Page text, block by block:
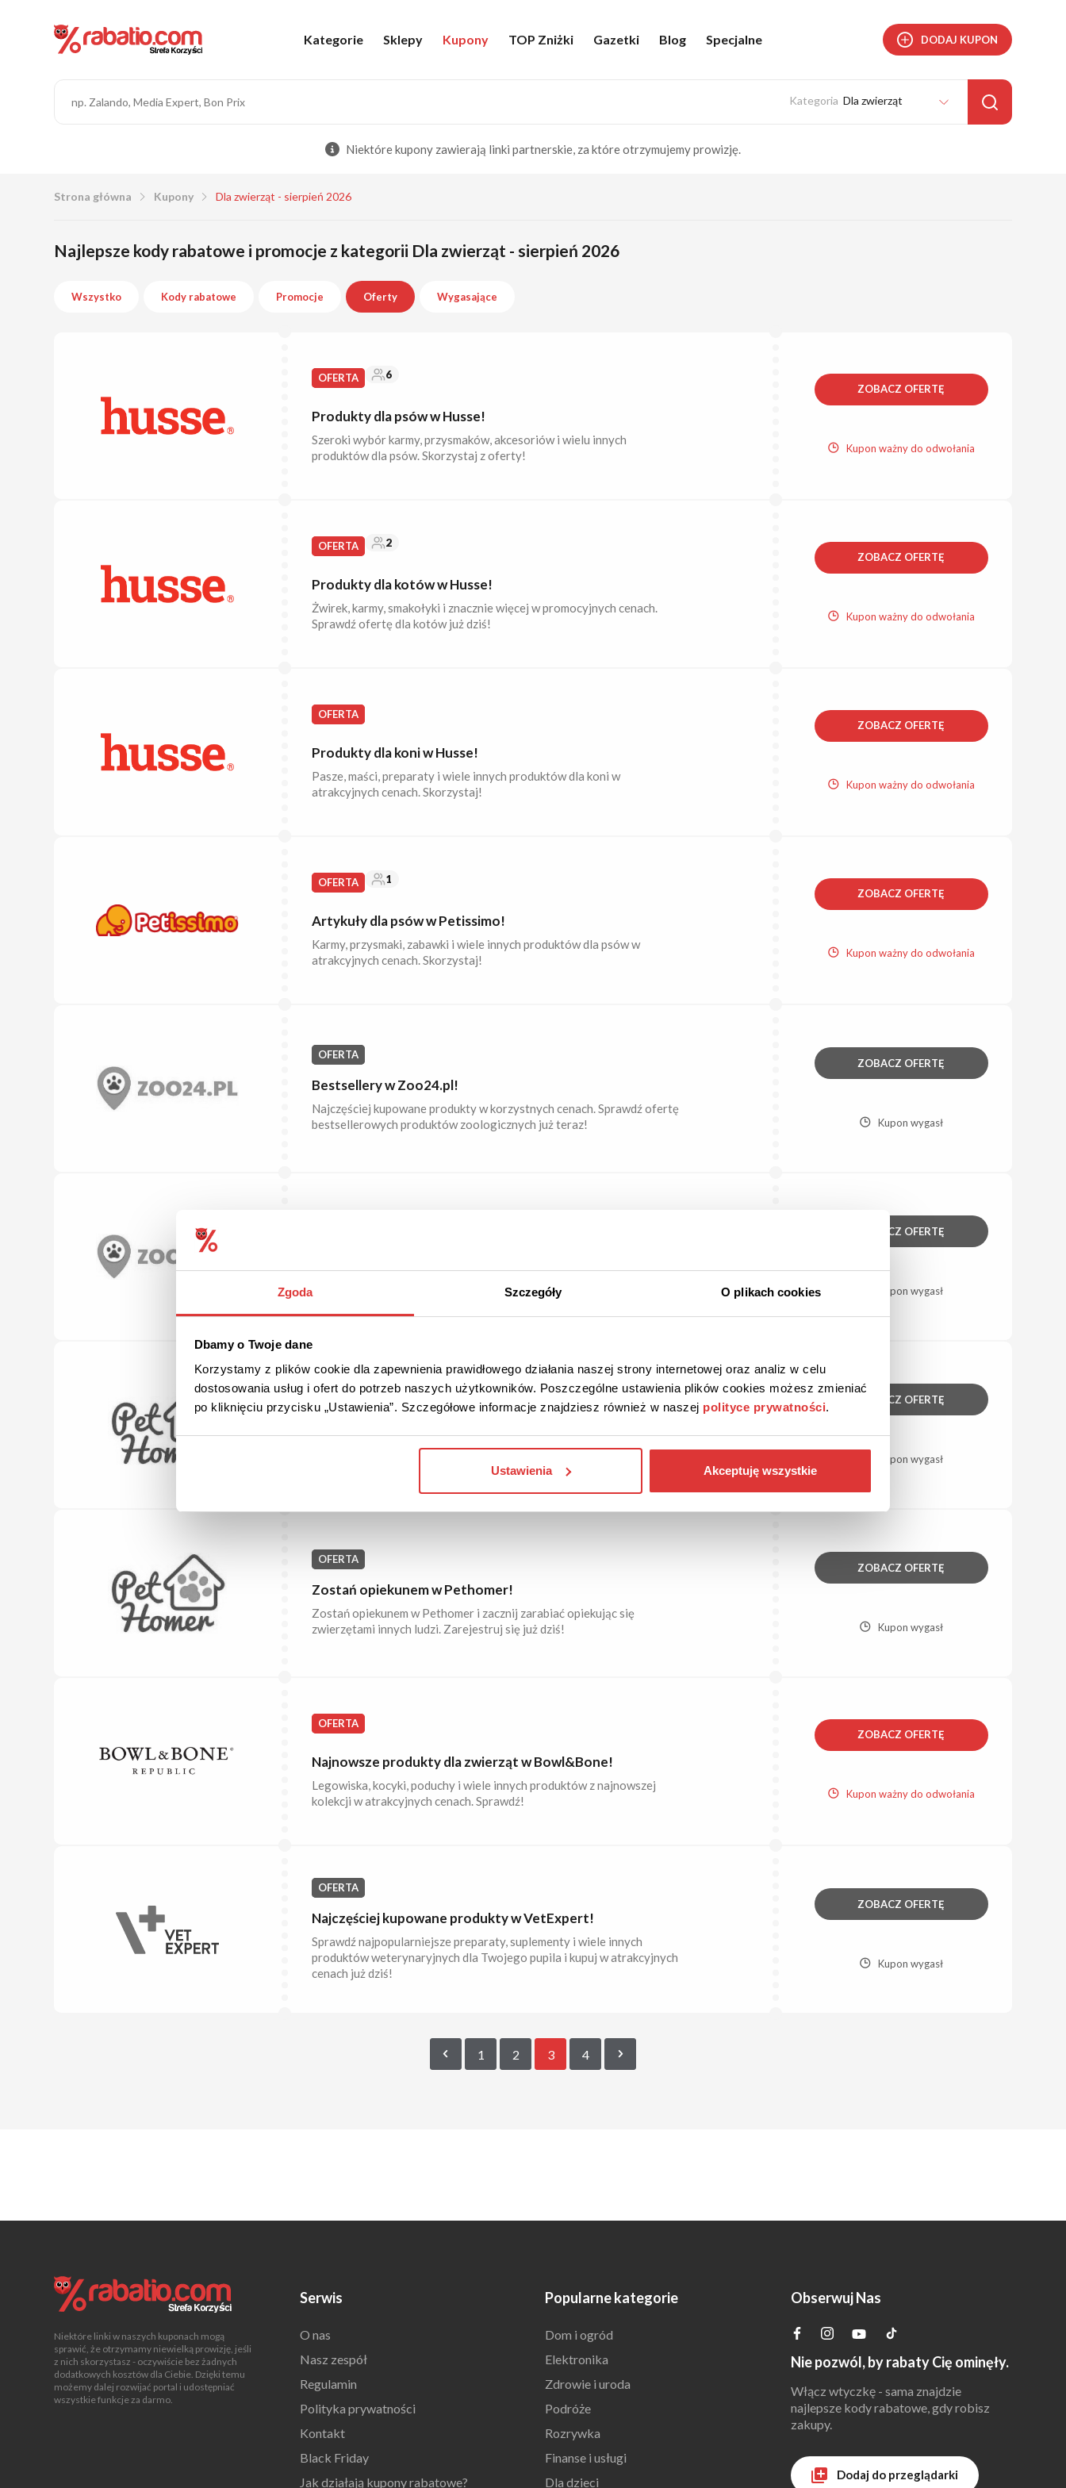
Zgoda Szczegóły O plikach cookies
Dbamy o Twoje dane
Korzystamy z plików cookie dla zapewnienia prawidłowego działania naszej strony internetowej oraz analiz w celu
dostosowania usług i ofert do potrzeb naszych użytkowników. Poszczególne ustawienia plików cookies możesz zmieniać
po kliknięciu przycisku „Ustawienia”. Szczegółowe informacje znajdziesz również w naszej polityce prywatności.
Ustawienia Akceptuję wszystkie
Kategorie Sklepy Kupony TOP Zniżki Gazetki Blog Specjalne DODAJ KUPON
Dla zwierząt
Niektóre kupony zawierają linki partnerskie, za które otrzymujemy prowizję.
Strona główna Kupony Dla zwierząt - sierpień 2026
Najlepsze kody rabatowe i promocje z kategorii Dla zwierząt - sierpień 2026
Wszystko Kody rabatowe Promocje Oferty Wygasające
OFERTA 6
Produkty dla psów w Husse!
Szeroki wybór karmy, przysmaków, akcesoriów i wielu innych
produktów dla psów. Skorzystaj z oferty!
ZOBACZ OFERTĘ
Kupon ważny do odwołania
OFERTA 2
Produkty dla kotów w Husse!
Żwirek, karmy, smakołyki i znacznie więcej w promocyjnych cenach.
Sprawdź ofertę dla kotów już dziś!
ZOBACZ OFERTĘ
Kupon ważny do odwołania
OFERTA
Produkty dla koni w Husse!
Pasze, maści, preparaty i wiele innych produktów dla koni w
atrakcyjnych cenach. Skorzystaj!
ZOBACZ OFERTĘ
Kupon ważny do odwołania
OFERTA 1
Artykuły dla psów w Petissimo!
Karmy, przysmaki, zabawki i wiele innych produktów dla psów w
atrakcyjnych cenach. Skorzystaj!
ZOBACZ OFERTĘ
Kupon ważny do odwołania
OFERTA
Bestsellery w Zoo24.pl!
Najczęściej kupowane produkty w korzystnych cenach. Sprawdź ofertę
bestsellerowych produktów zoologicznych już teraz!
ZOBACZ OFERTĘ
Kupon wygasł
atrakcyjnych cenach. Nie zwlekaj!
ZOBACZ OFERTĘ
Kupon wygasł
OFERTA
Znajdź opiekuna dla swojego pupila w Pethomer!
Potrzebujesz opieki dla swojego czworonożnego przyjaciela? Znajdź
dla niego opiekuna, który zaspokoi wszystkie jego potrzeby. Wejdź na
ZOBACZ OFERTĘ
Kupon wygasł
OFERTA
Zostań opiekunem w Pethomer!
Zostań opiekunem w Pethomer i zacznij zarabiać opiekując się
zwierzętami innych ludzi. Zarejestruj się już dziś!
ZOBACZ OFERTĘ
Kupon wygasł
OFERTA
Najnowsze produkty dla zwierząt w Bowl&Bone!
Legowiska, kocyki, poduchy i wiele innych produktów z najnowszej
kolekcji w atrakcyjnych cenach. Sprawdź!
ZOBACZ OFERTĘ
Kupon ważny do odwołania
OFERTA
Najczęściej kupowane produkty w VetExpert!
Sprawdź najpopularniejsze preparaty, suplementy i wiele innych
produktów weterynaryjnych dla Twojego pupila i kupuj w atrakcyjnych
cenach już dziś!
ZOBACZ OFERTĘ
Kupon wygasł
1 2 3 4
Niektóre linki w naszych kuponach mogą
sprawić, że otrzymamy niewielką prowizję, jeśli
z nich skorzystasz - oczywiście bez żadnych
dodatkowych kosztów dla Ciebie. Dzięki temu
możemy dalej rozwijać portal i udostępniać
wszystkie funkcje za darmo.
Serwis
O nas
Nasz zespół
Regulamin
Polityka prywatności
Kontakt
Black Friday
Jak działają kupony rabatowe?
Popularne kategorie
Dom i ogród
Elektronika
Zdrowie i uroda
Podróże
Rozrywka
Finanse i usługi
Dla dzieci
Obserwuj Nas
Nie pozwól, by rabaty Cię ominęły.
Włącz wtyczkę - sama znajdzie
najlepsze kody rabatowe, gdy robisz
zakupy.
Dodaj do przeglądarki